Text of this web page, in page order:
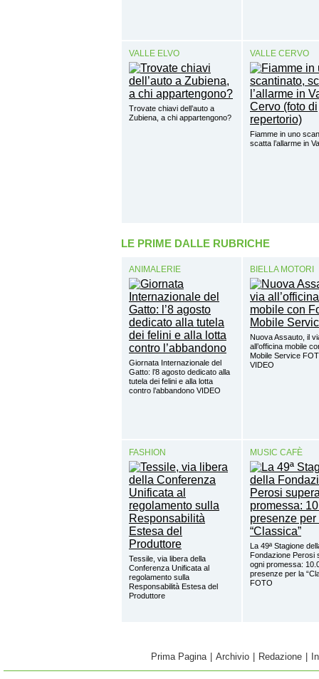
VALLE ELVO
Trovate chiavi dell’auto a
Zubiena, a chi appartengono?
VALLE CERVO
Fiamme in uno
scatta l’allarme in
LE PRIME DALLE RUBRICHE
ANIMALERIE
Giornata Internazionale del
Gatto: l’8 agosto dedicato alla
tutela dei felini e alla lotta
contro l’abbandono VIDEO
BIELLA MOTORI
Nuova Assauto, il
all’officina mobile
Mobile Service
VIDEO
FASHION
Tessile, via libera della
Conferenza Unificata al
regolamento sulla
Responsabilità Estesa del
Produttore
MUSIC CAFÈ
La 49ª Stagione
Fondazione Perosi
ogni promessa:
presenze per la
FOTO
Prima Pagina Archivio Redazione